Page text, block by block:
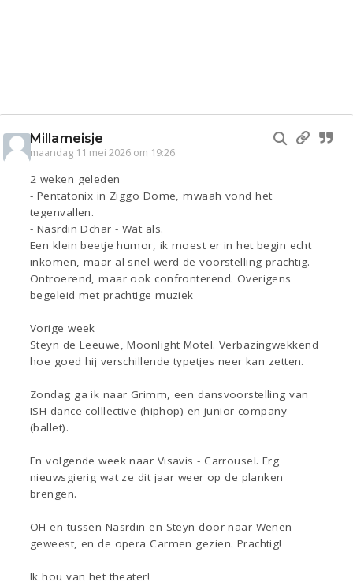
Millameisje
maandag 11 mei 2026 om 19:26
2 weken geleden
- Pentatonix in Ziggo Dome, mwaah vond het
tegenvallen.
- Nasrdin Dchar - Wat als.
Een klein beetje humor, ik moest er in het begin echt
inkomen, maar al snel werd de voorstelling prachtig.
Ontroerend, maar ook confronterend. Overigens
begeleid met prachtige muziek
Vorige week
Steyn de Leeuwe, Moonlight Motel. Verbazingwekkend
hoe goed hij verschillende typetjes neer kan zetten.
Zondag ga ik naar Grimm, een dansvoorstelling van
ISH dance colllective (hiphop) en junior company
(ballet).
En volgende week naar Visavis - Carrousel. Erg
nieuwsgierig wat ze dit jaar weer op de planken
brengen.
OH en tussen Nasrdin en Steyn door naar Wenen
geweest, en de opera Carmen gezien. Prachtig!
Ik hou van het theater!